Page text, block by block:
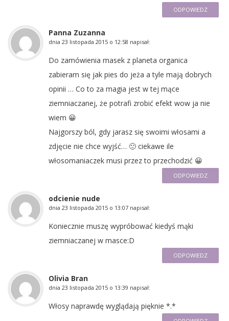
ODPOWIEDZ
Panna Zuzanna
dnia 23 listopada 2015 o 12:58 napisał:
Do zamówienia masek z planeta organica
zabieram się jak pies do jeża a tyle mają dobrych
opinii … Co to za magia jest w tej mące
ziemniaczanej, że potrafi zrobić efekt wow ja nie
wiem 😀
Najgorszy ból, gdy jarasz się swoimi włosami a
zdjęcie nie chce wyjść… 🙁 ciekawe ile
włosomaniaczek musi przez to przechodzić 😀
ODPOWIEDZ
odcienie nude
dnia 23 listopada 2015 o 13:07 napisał:
Koniecznie muszę wypróbować kiedyś mąki
ziemniaczanej w masce:D
ODPOWIEDZ
Olivia Bran
dnia 23 listopada 2015 o 13:39 napisał:
Włosy naprawdę wyglądają pięknie *.*